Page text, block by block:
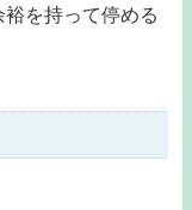
を持って停める